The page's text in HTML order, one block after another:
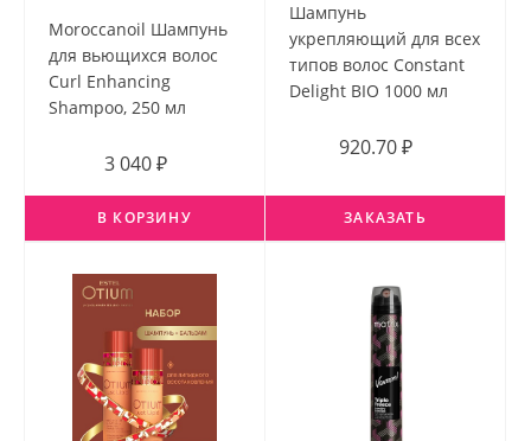
Moroccanoil Шампунь
для вьющихся волос
Curl Enhancing
Shampoo, 250 мл
3 040 ₽
В КОРЗИНУ
Шампунь
укрепляющий для всех
типов волос Constant
Delight BIO 1000 мл
920.70 ₽
ЗАКАЗАТЬ